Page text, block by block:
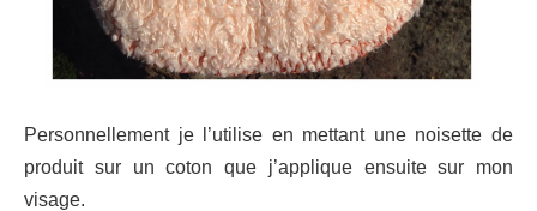
Personnellement je l’utilise en mettant une noisette de
produit sur un coton que j’applique ensuite sur mon
visage.